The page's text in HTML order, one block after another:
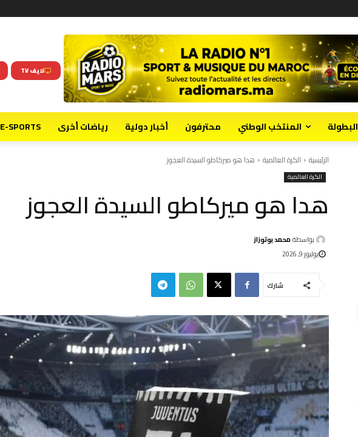
لايف TV
البطولة المنتخب الوطني محترفون أخبار دولية رياضات أخرى E-SPORTS
الرئيسية الكرة العالمية هدا هو ميركاطو السيدة العجوز
الكرة العالمية
هدا هو ميركاطو السيدة العجوز
بواسطةمحمد بوتوزاز
يوليوز 9, 2026
شارك